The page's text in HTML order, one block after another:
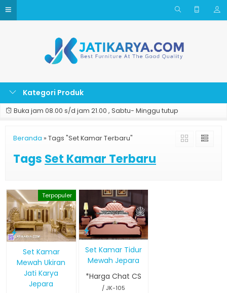
Kategori Produk
Buka jam 08.00 s/d jam 21.00 , Sabtu- Minggu tutup
Beranda » Tags "Set Kamar Terbaru"
Tags Set Kamar Terbaru
Terpopuler
Set Kamar
Mewah Ukiran
Jati Karya
Jepara
Set Kamar Tidur
Mewah Jepara
*Harga Chat CS
/ JK-105